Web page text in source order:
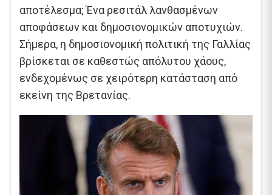
αποτέλεσμα; Ένα ρεσιτάλ λανθασμένων
αποφάσεων και δημοσιονομικών αποτυχιών.
Σήμερα, η δημοσιονομική πολιτική της Γαλλίας
βρίσκεται σε καθεστώς απόλυτου χάους,
ενδεχομένως σε χειρότερη κατάσταση από
εκείνη της Βρετανίας.